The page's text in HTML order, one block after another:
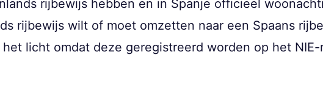
rijbewijs hebben en in Spanje officieel
rijbewijs wilt of moet omzetten naar een Spaans
licht omdat deze geregistreerd worden op het NIE-